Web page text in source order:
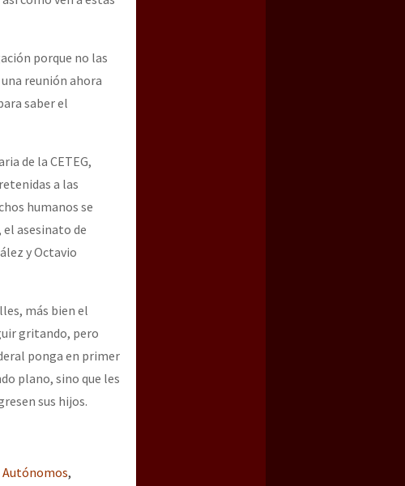
porque no las
reunión ahora
saber el
de la CETEG,
a las
humanos se
asesinato de
y Octavio
más bien el
gritando, pero
ponga en primer
plano, sino que les
sus hijos.
,